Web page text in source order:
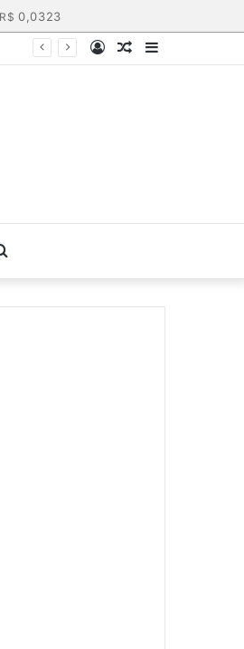
0,0323
Barra
Artigo
Entrar
Procurar
por